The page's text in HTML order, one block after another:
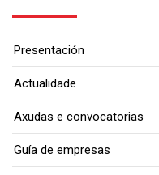
Presentación
Actualidade
Axudas e convocatorias
Guía de empresas